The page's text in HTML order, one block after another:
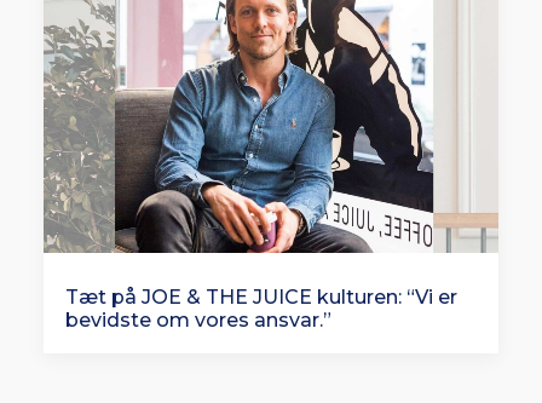
Tæt på JOE & THE JUICE kulturen: “Vi er
bevidste om vores ansvar.”